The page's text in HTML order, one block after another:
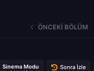
ÖNCEKI BÖLÜM
Sinema Modu Sonra İzle